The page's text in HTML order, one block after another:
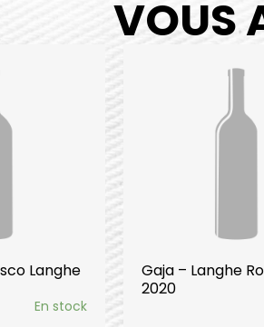
VOUS
Langhe
En stock
Gaja – Langhe
2020